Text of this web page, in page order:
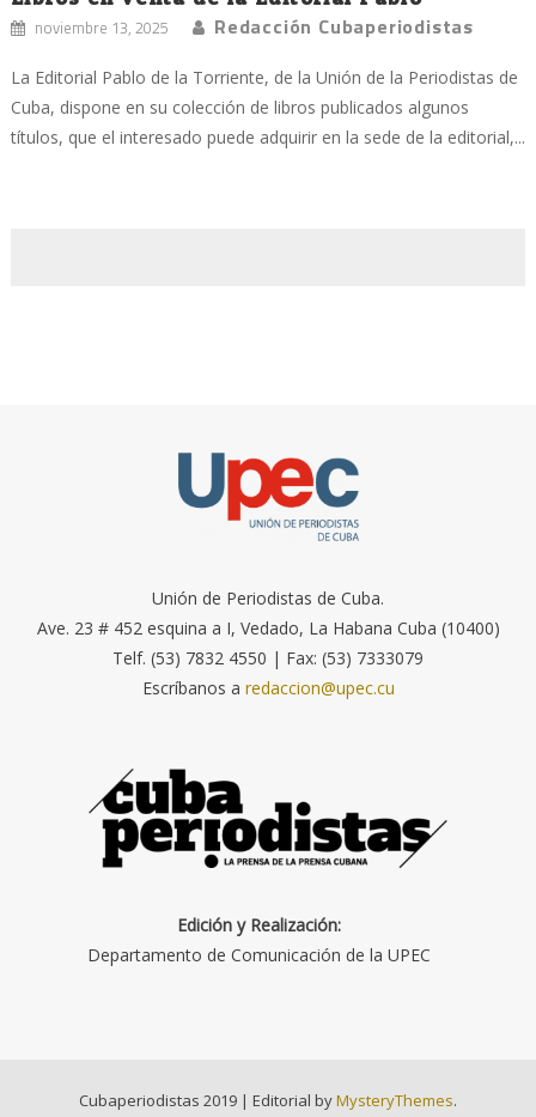
noviembre 13, 2025 Redacción Cubaperiodistas
La Editorial Pablo de la Torriente, de la Unión de la Periodistas de
Cuba, dispone en su colección de libros publicados algunos
títulos, que el interesado puede adquirir en la sede de la editorial,...
Unión de Periodistas de Cuba.
Ave. 23 # 452 esquina a I, Vedado, La Habana Cuba (10400)
Telf. (53) 7832 4550 | Fax: (53) 7333079
Escríbanos a redaccion@upec.cu
Edición y Realización:
Departamento de Comunicación de la UPEC
Cubaperiodistas 2019 | Editorial byMysteryThemes.